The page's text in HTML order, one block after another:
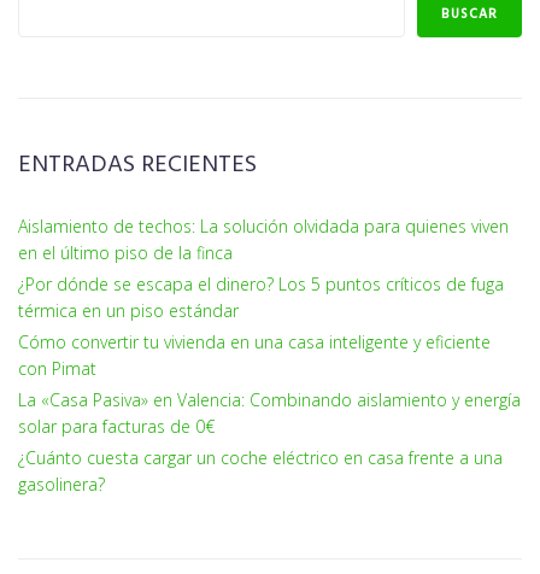
BUSCAR
ENTRADAS RECIENTES
Aislamiento de techos: La solución olvidada para quienes viven
en el último piso de la finca
¿Por dónde se escapa el dinero? Los 5 puntos críticos de fuga
térmica en un piso estándar
Cómo convertir tu vivienda en una casa inteligente y eficiente
con Pimat
La «Casa Pasiva» en Valencia: Combinando aislamiento y energía
solar para facturas de 0€
¿Cuánto cuesta cargar un coche eléctrico en casa frente a una
gasolinera?